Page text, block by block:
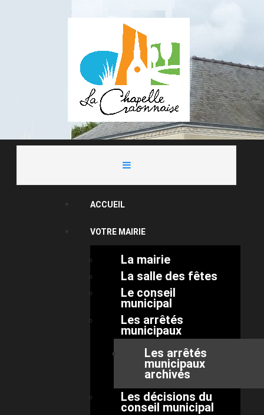
ACCUEIL
VOTRE MAIRIE
La mairie
La salle des fêtes
Le conseil
municipal
Les arrêtés
municipaux
Les arrêtés
municipaux
archivés
Les décisions du
conseil municipal